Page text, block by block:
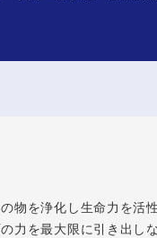
物を浄化し生命力を活
力を最大限に引き出し